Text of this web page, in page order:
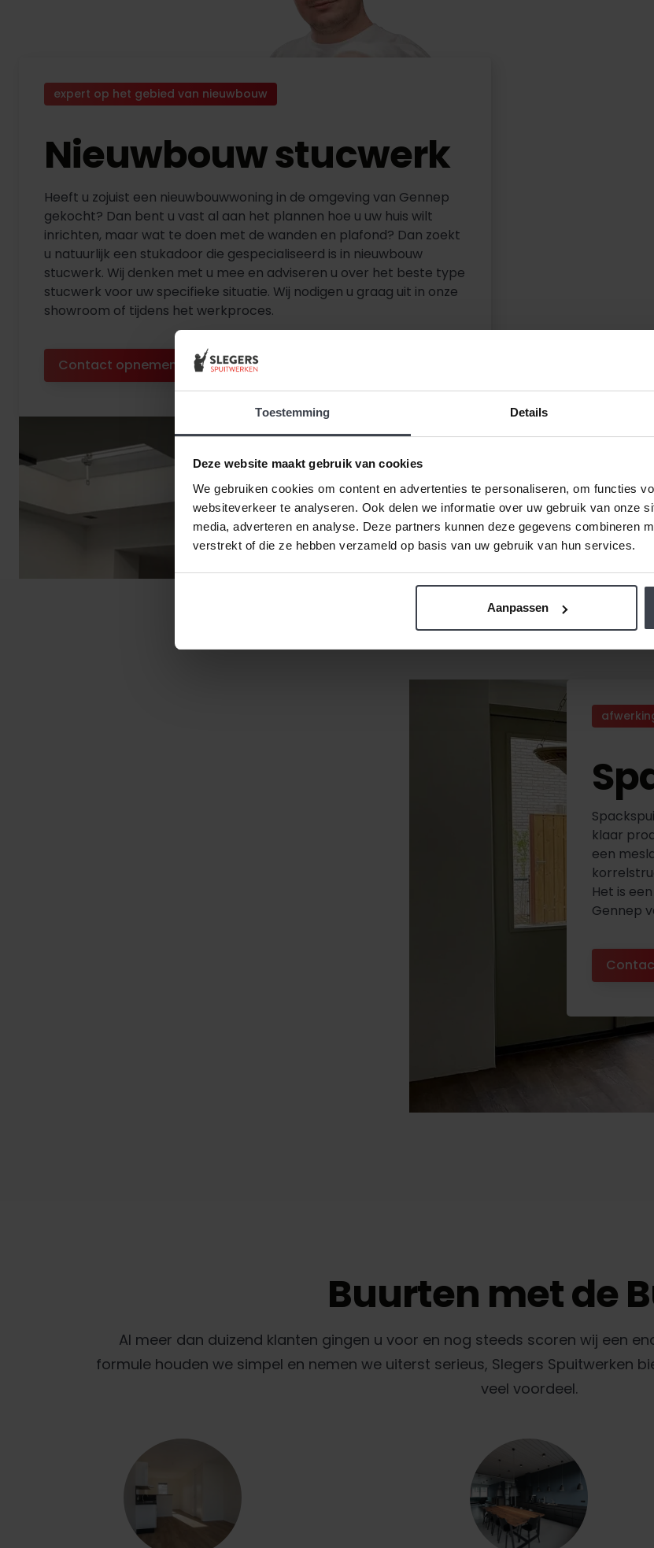
Toestemming Details
Deze website maakt gebruik van cookies
We gebruiken cookies om content en advertenties te personaliseren, om functies
websiteverkeer te analyseren. Ook delen we informatie over uw gebruik van onze
media, adverteren en analyse. Deze partners kunnen deze gegevens combineren
verstrekt of die ze hebben verzameld op basis van uw gebruik van hun services.
Aanpassen
expert op het gebied van nieuwbouw
Nieuwbouw stucwerk
Heeft u zojuist een nieuwbouwwoning in de omgeving van Gennep
gekocht? Dan bent u vast al aan het plannen hoe u uw huis wilt
inrichten, maar wat te doen met de wanden en plafond? Dan zoekt
u natuurlijk een stukadoor die gespecialiseerd is in nieuwbouw
stucwerk. Wij denken met u mee en adviseren u over het beste type
stucwerk voor uw specifieke situatie. Wij nodigen u graag uit in onze
showroom of tijdens het werkproces.
Contact opnemen Diensten bekijken
klaar
een
Het is
Gennep
Buurten met de
Al meer dan duizend klanten gingen u voor en nog steeds scoren wij een
formule houden we simpel en nemen we uiterst serieus, Slegers Spuitwerken
veel voordeel.